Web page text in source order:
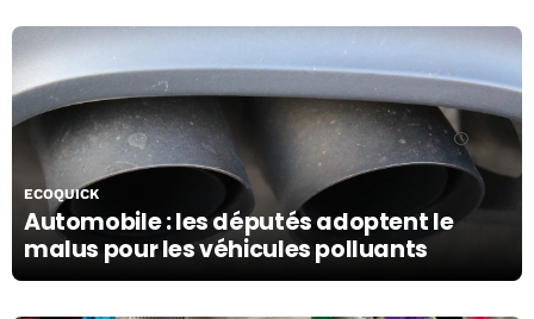
Automobile : les députés adoptent le
malus pour les véhicules polluants
ECOQUICK
18/10/19